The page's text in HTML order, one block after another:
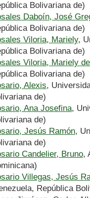
Bolivariana de)
Daboín, José
Bolivariana de)
Viloria, Mariely,
Bolivariana de)
Viloria, Mariely
Bolivariana de)
Alexis,
de)
Ana Josefina,
de)
Jesús Ramón,
de)
Candelier, Bruno,
Villegas, Jesús
República